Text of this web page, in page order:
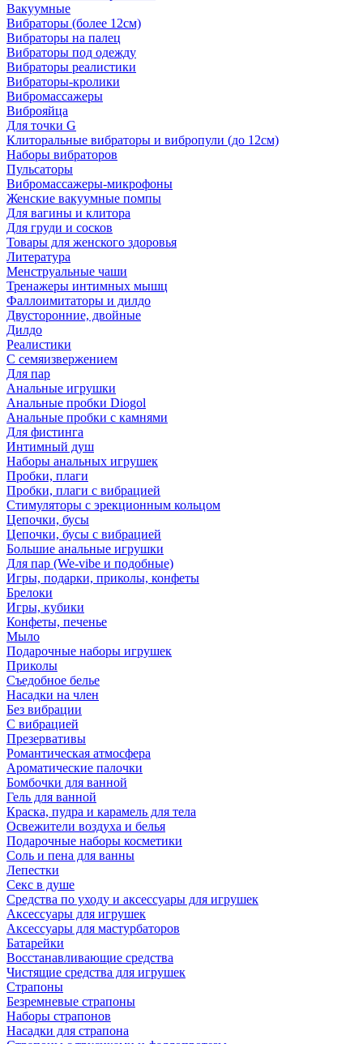
Вакуумные
Вибраторы (более 12см)
Вибраторы на палец
Вибраторы под одежду
Вибраторы реалистики
Вибраторы-кролики
Вибромассажеры
Виброяйца
Для точки G
Клиторальные вибраторы и вибропули (до 12см)
Наборы вибраторов
Пульсаторы
Вибромассажеры-микрофоны
Женские вакуумные помпы
Для вагины и клитора
Для груди и сосков
Товары для женского здоровья
Литература
Менструальные чаши
Тренажеры интимных мышц
Фаллоимитаторы и дилдо
Двусторонние, двойные
Дилдо
Реалистики
С семяизвержением
Для пар
Анальные игрушки
Анальные пробки Diogol
Анальные пробки с камнями
Для фистинга
Интимный душ
Наборы анальных игрушек
Пробки, плаги
Пробки, плаги с вибрацией
Стимуляторы с эрекционным кольцом
Цепочки, бусы
Цепочки, бусы с вибрацией
Большие анальные игрушки
Для пар (We-vibe и подобные)
Игры, подарки, приколы, конфеты
Брелоки
Игры, кубики
Конфеты, печенье
Мыло
Подарочные наборы игрушек
Приколы
Съедобное белье
Насадки на член
Без вибрации
С вибрацией
Презервативы
Романтическая атмосфера
Ароматические палочки
Бомбочки для ванной
Гель для ванной
Краска, пудра и карамель для тела
Освежители воздуха и белья
Подарочные наборы косметики
Соль и пена для ванны
Лепестки
Секс в душе
Средства по уходу и аксессуары для игрушек
Аксессуары для игрушек
Аксессуары для мастурбаторов
Батарейки
Восстанавливающие средства
Чистящие средства для игрушек
Страпоны
Безремневые страпоны
Наборы страпонов
Насадки для страпона